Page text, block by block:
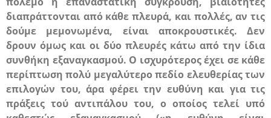
διαπράττονται από κάθε πλευρά, και πολλές, αν τις
δούμε μεμονωμένα, είναι αποκρουστικές. Δεν
δρουν όμως και οι δύο πλευρές κάτω από την ίδια
συνθήκη εξαναγκασμού. Ο ισχυρότερος έχει σε κάθε
περίπτωση πολύ μεγαλύτερο πεδίο ελευθερίας των
επιλογών του, άρα φέρει την ευθύνη και για τις
πράξεις τού αντιπάλου του, ο οποίος τελεί υπό